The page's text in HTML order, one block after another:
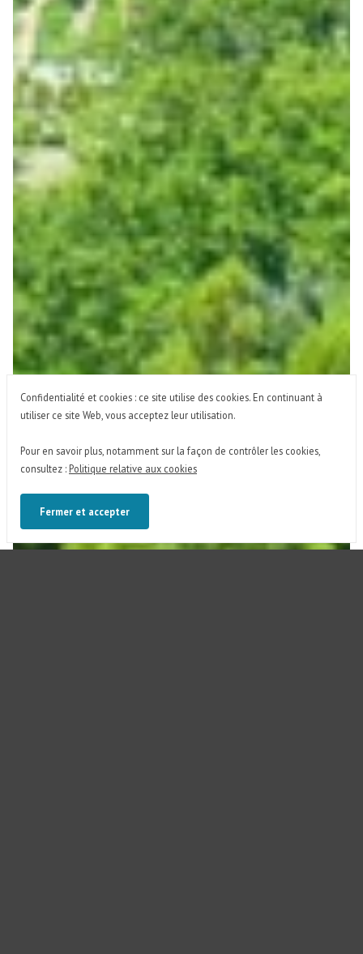
Confidentialité et cookies : ce site utilise des cookies. En continuant à
utiliser ce site Web, vous acceptez leur utilisation.
Pour en savoir plus, notamment sur la façon de contrôler les cookies,
consultez : Politique relative aux cookies